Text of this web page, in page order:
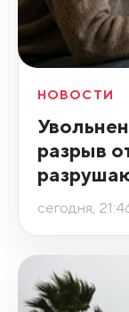
НОВОСТИ
разрыв
сегодня,